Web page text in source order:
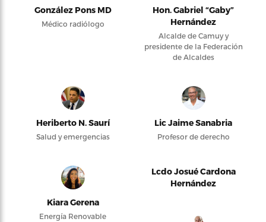
González Pons MD
Médico radiólogo
Hon. Gabriel “Gaby”
Hernández
Alcalde de Camuy y
presidente de la Federación
de Alcaldes
Heriberto N. Saurí
Salud y emergencias
Lic Jaime Sanabria
Profesor de derecho
Kiara Gerena
Energía Renovable
Lcdo Josué Cardona
Hernández